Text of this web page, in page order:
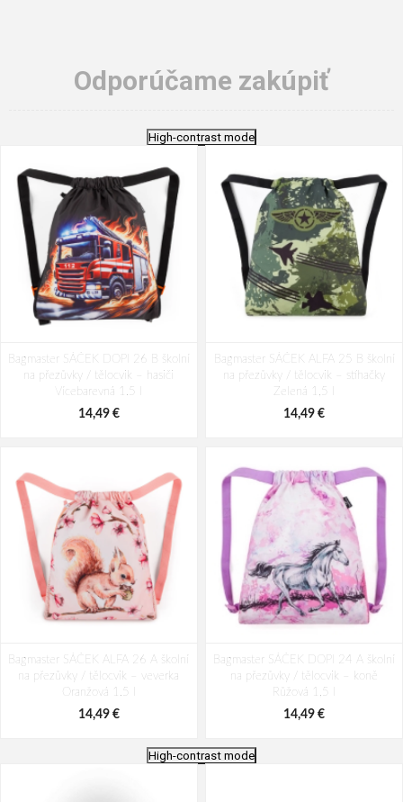
Odporúčame zakúpiť
High-contrast mode
Bagmaster SÁČEK DOPI 26 B školní
na přezůvky / tělocvik – hasiči
Vícebarevná 1.5 l
14,49 €
Bagmaster SÁČEK ALFA 25 B školní
na přezůvky / tělocvik – stíhačky
Zelená 1,5 l
14,49 €
Bagmaster SÁČEK ALFA 26 A školní
na přezůvky / tělocvik – veverka
Oranžová 1.5 l
14,49 €
Bagmaster SÁČEK DOPI 24 A školní
na přezůvky / tělocvik – koně
Růžová 1,5 l
14,49 €
High-contrast mode